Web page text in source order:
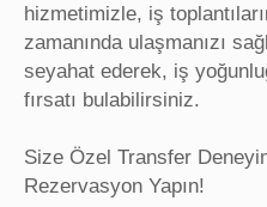
hizmetimizle, iş
zamanında ulaşmanızı
seyahat ederek, iş
fırsatı bulabilirsiniz.
Size Özel Transfer
Rezervasyon Yapın!